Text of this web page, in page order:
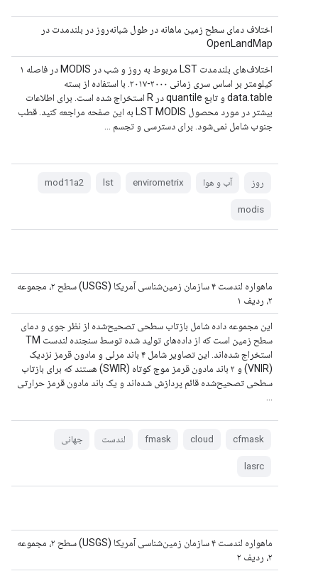
اختلاف دمای سطح زمین ماهانه در طول شبانه‌روز در بلندمدت در
OpenLandMap
اختلاف‌های بلندمدت LST مربوط به روز و شب در MODIS در فاصله ۱
کیلومتر بر اساس سری زمانی ۲۰۰۰-۲۰۱۷. با استفاده از بسته
data.table و تابع quantile در R استخراج شده است. برای اطلاعات
بیشتر در مورد محصول LST MODIS به این صفحه مراجعه کنید. قطب
جنوب شامل نمی‌شود. برای دسترسی و تجسم ...
روز آب و هوا envirometrix
lst
mod11a2
modis
ماهواره لندست ۴ سازمان زمین‌شناسی آمریکا (USGS) سطح ۲، مجموعه
۲، ردیف ۱
این مجموعه داده شامل بازتاب سطحی تصحیح‌شده از نظر جوی و دمای
سطح زمین است که از داده‌های تولید شده توسط سنجنده لندست TM
استخراج شده‌اند. این تصاویر شامل ۴ باند مرئی و مادون قرمز نزدیک
(VNIR) و ۲ باند مادون قرمز موج کوتاه (SWIR) هستند که برای بازتاب
سطحی تصحیح‌شده قائم پردازش شده‌اند و یک باند مادون قرمز حرارتی
cfmask
cloud
fmask لندست جهانی
lasrc
ماهواره لندست ۴ سازمان زمین‌شناسی آمریکا (USGS) سطح ۲، مجموعه
۲، ردیف ۲